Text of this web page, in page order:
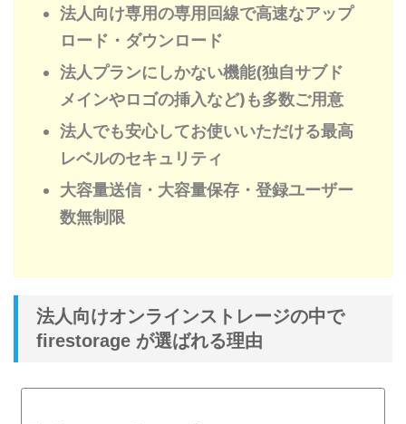
法人向け専用の専用回線で高速なアップ
ロード・ダウンロード
法人プランにしかない機能(独自サブド
メインやロゴの挿入など)も多数ご用意
法人でも安心してお使いいただける最高
レベルのセキュリティ
大容量送信・大容量保存・登録ユーザー
数無制限
法人向けオンラインストレージの中で
firestorage が選ばれる理由